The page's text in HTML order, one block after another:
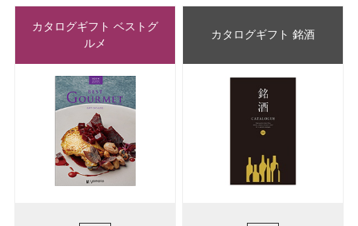
カタログギフト ベストグ
ルメ
カタログギフト 銘酒